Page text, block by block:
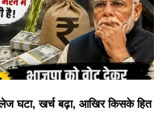
घटा, खर्च बढ़ा, आखिर किसके हित